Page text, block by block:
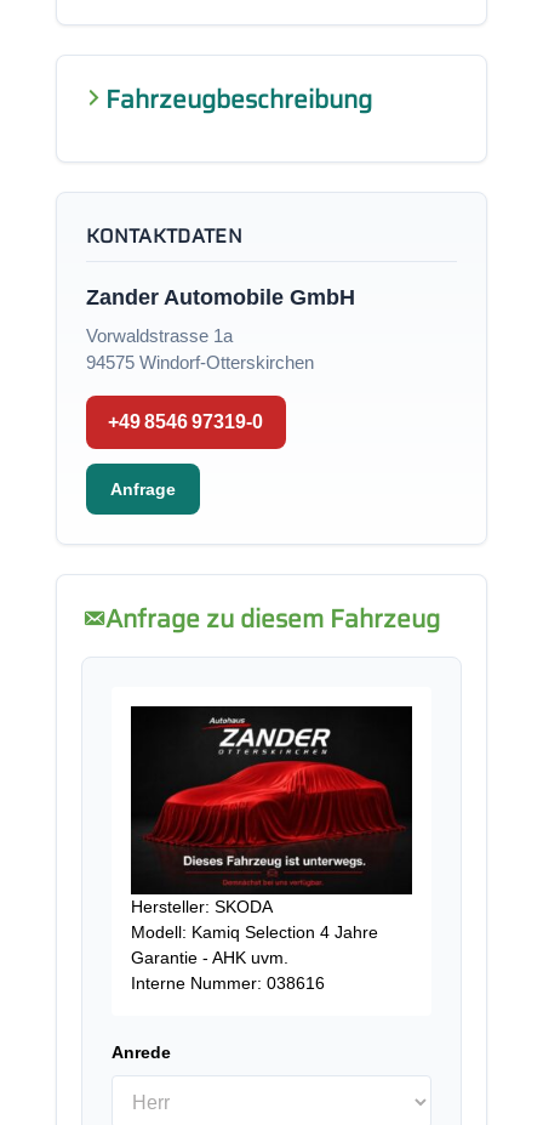
Fahrzeugbeschreibung
KONTAKTDATEN
Zander Automobile GmbH
Vorwaldstrasse 1a
94575 Windorf-Otterskirchen
+49 8546 97319-0
Anfrage
Anfrage zu diesem Fahrzeug
Hersteller: SKODA
Modell: Kamiq Selection 4 Jahre
Garantie - AHK uvm.
Interne Nummer: 038616
Anrede